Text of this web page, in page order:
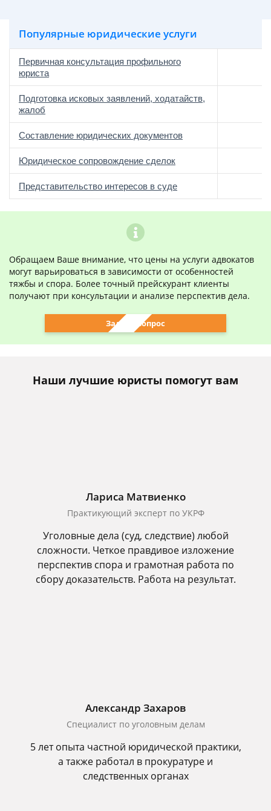
Популярные юридические услуги
Первичная консультация профильного
юриста
Подготовка исковых заявлений, ходатайств,
жалоб
Составление юридических документов
Юридическое сопровождение сделок
Представительство интересов в суде
Обращаем Ваше внимание, что цены на услуги адвокатов
могут варьироваться в зависимости от особенностей
тяжбы и спора. Более точный прейскурант клиенты
получают при консультации и анализе перспектив дела.
Задать вопрос
Наши лучшие юристы помогут вам
Лариса Матвиенко
Практикующий эксперт по УКРФ
Уголовные дела (суд, следствие) любой
сложности. Четкое правдивое изложение
перспектив спора и грамотная работа по
сбору доказательств. Работа на результат.
Александр Захаров
Специалист по уголовным делам
5 лет опыта частной юридической практики,
а также работал в прокуратуре и
следственных органах